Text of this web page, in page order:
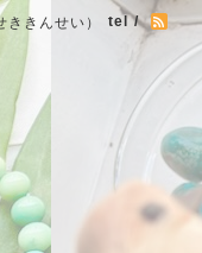
きんせい） tel /